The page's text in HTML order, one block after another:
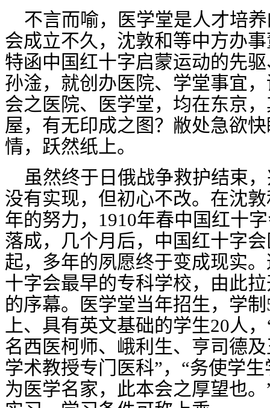
不言而喻，医学堂是人才培
会成立不久，沈敦和等中方办
特函中国红十字启蒙运动的先
孙淦，就创办医院、学堂事宜
会之医院、医学堂，均在东京
屋，有无印成之图？敝处急欲
情，跃然纸上。
虽然终于日俄战争救护结束
没有实现，但初心不改。 在沈
年的努力， 1910年春中国红十
落成，几个月后，中国红十字
起，多年的夙愿终于变成现实
十字会最早的专科学校，由此
的序幕。医学堂当年招生，学制
上、具有英文基础的学生20人，
名西医柯师、峨利生、亨司德
学术教授专门医科”，“务使学
为医学名家，此本会之厚望也